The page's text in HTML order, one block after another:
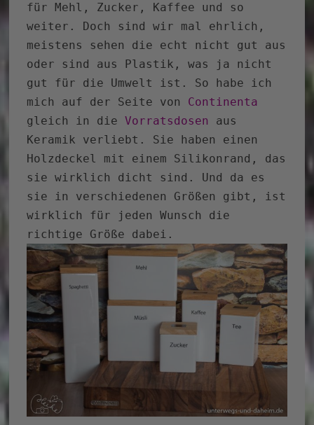
für Mehl, Zucker, Kaffee und so
weiter. Doch sind wir mal ehrlich,
meistens sehen die echt nicht gut aus
oder sind aus Plastik, was ja nicht
gut für die Umwelt ist. So habe ich
mich auf der Seite von Continenta
gleich in dieVorratsdosen aus
Keramik verliebt. Sie haben einen
Holzdeckel mit einem Silikonrand, das
sie wirklich dicht sind. Und da es
sie in verschiedenen Größen gibt, ist
wirklich für jeden Wunsch die
richtige Größe dabei.